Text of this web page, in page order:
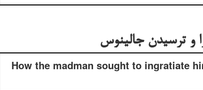
و ترسیدن جالینوس‏
How the madman sought to ingratiate